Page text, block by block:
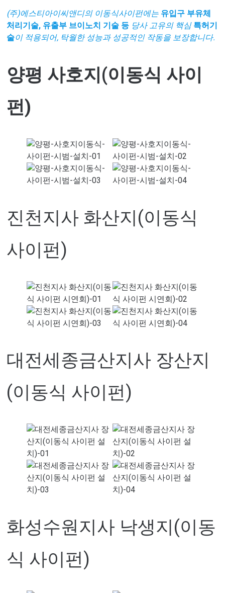
(주)에스티아이씨앤디의 이동식사이펀에는 유입구 부유체
처리기술, 유출부 브이노치 기술 등 당사 고유의 핵심 특허기
술이 적용되어, 탁월한 성능과 성공적인 작동을 보장합니다.
양평 사호지(이동식 사이
펀)
진천지사 화산지(이동식
사이펀)
대전세종금산지사 장산지
(이동식 사이펀)
화성수원지사 낙생지(이동
식 사이펀)